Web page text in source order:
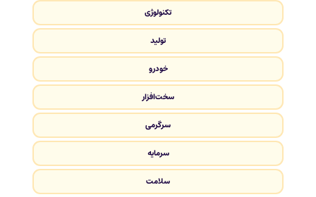
تکنولوژی
تولید
خودرو
سخت‌افزار
سرگرمی
سرمایه
سلامت